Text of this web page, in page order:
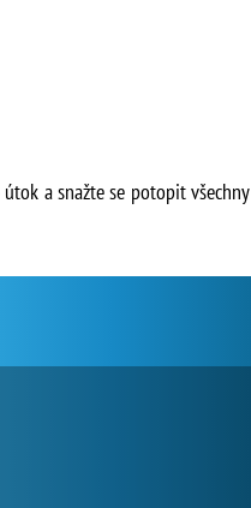
a snažte se potopit všechny